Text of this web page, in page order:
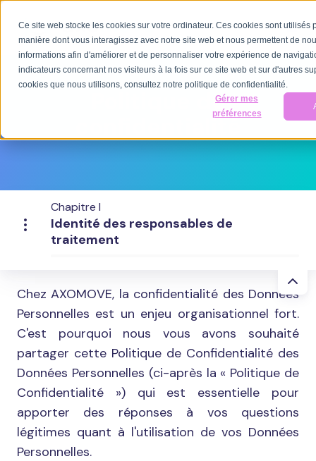
Ce site web stocke les cookies sur votre ordinateur. Ces cookies sont utilisés
manière dont vous interagissez avec notre site web et nous permettent de
informations afin d'améliorer et de personnaliser votre expérience de
indicateurs concernant nos visiteurs à la fois sur ce site web et sur d'autres
cookies que nous utilisons, consultez notre politique de confidentialité.
Gérer mes
préférences
Politique de
confidentialité
Chapitre I
Identité des responsables de
traitement
Chez AXOMOVE, la confidentialité des Données
Personnelles est un enjeu organisationnel fort.
C'est pourquoi nous vous avons souhaité
partager cette Politique de Confidentialité des
Données Personnelles (ci-après la « Politique de
Confidentialité ») qui est essentielle pour
apporter des réponses à vos questions
légitimes quant à l'utilisation de vos Données
Personnelles.